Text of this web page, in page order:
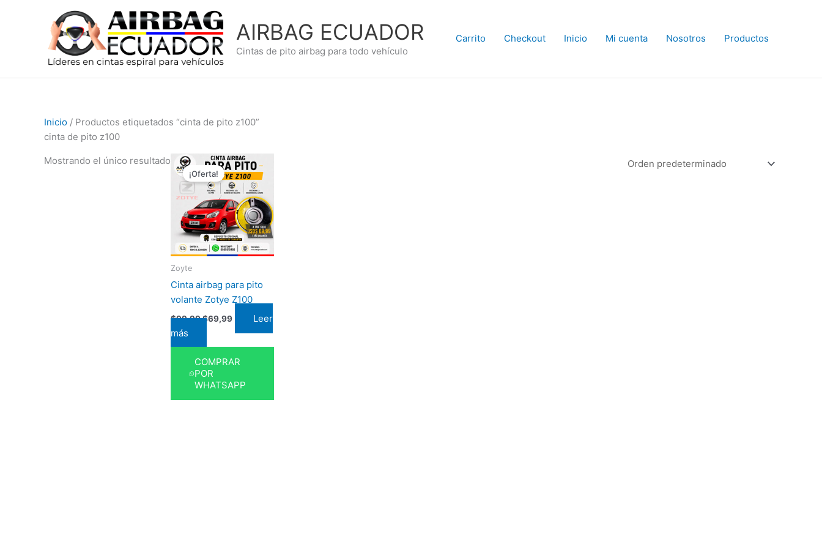
AIRBAG ECUADOR
Cintas de pito airbag para todo vehículo
Carrito Checkout Inicio Mi cuenta Nosotros Productos
Inicio / Productos etiquetados “cinta de pito z100”
cinta de pito z100
Mostrando el único resultado
¡Oferta!
Zoyte
Cinta airbag para pito
volante Zotye Z100
$99,99
precio
original
era:
$99,99.
$69,99
El
precio
actual
es:
$69,99.
Leer
más
COMPRAR
POR
WHATSAPP